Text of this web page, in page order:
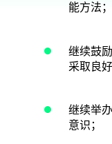
能方法；
继续鼓
采取良
继续举
意识；